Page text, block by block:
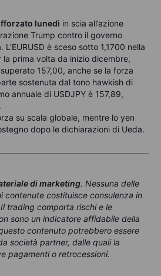
lunedì in scia all’azione
Trump contro il governo
L’EURUSD è sceso sotto 1,1700 nella
la prima volta da inizio dicembre,
superato 157,00, anche se la forza
sostenuta dal tono hawkish di
annuale di USDJPY è 157,89,
su scala globale, mentre lo yen
dopo le dichiarazioni di Ueda.
di marketing. Nessuna delle
contenute costituisce consulenza in
trading comporta rischi e le
sono un indicatore affidabile della
contenuto potrebbero essere
società partner, dalle quali la
pagamenti o retrocessioni.